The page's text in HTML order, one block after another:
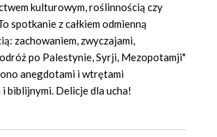
kulturowym, roślinnością czy
spotkanie z całkiem odmienną
zachowaniem, zwyczajami,
po Palestynie, Syrji, Mezopotamji"
anegdotami i wtrętami
biblijnymi. Delicje dla ucha!